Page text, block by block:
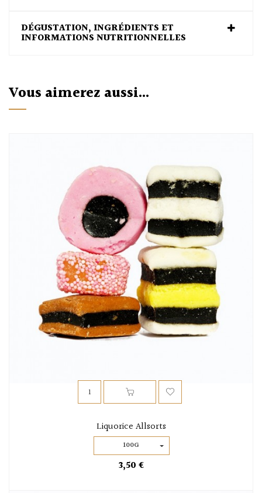
DÉGUSTATION, INGRÉDIENTS ET
INFORMATIONS NUTRITIONNELLES
Vous aimerez aussi...
Liquorice Allsorts
100G
3,50 €